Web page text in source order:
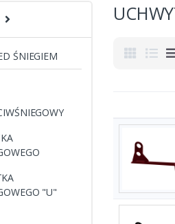
ŚNIEGIEM
"U"